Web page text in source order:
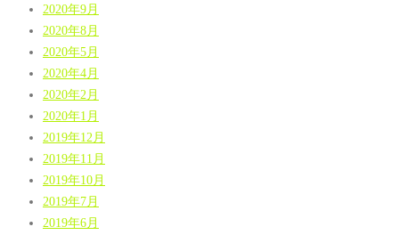
2020年9月
2020年8月
2020年5月
2020年4月
2020年2月
2020年1月
2019年12月
2019年11月
2019年10月
2019年7月
2019年6月